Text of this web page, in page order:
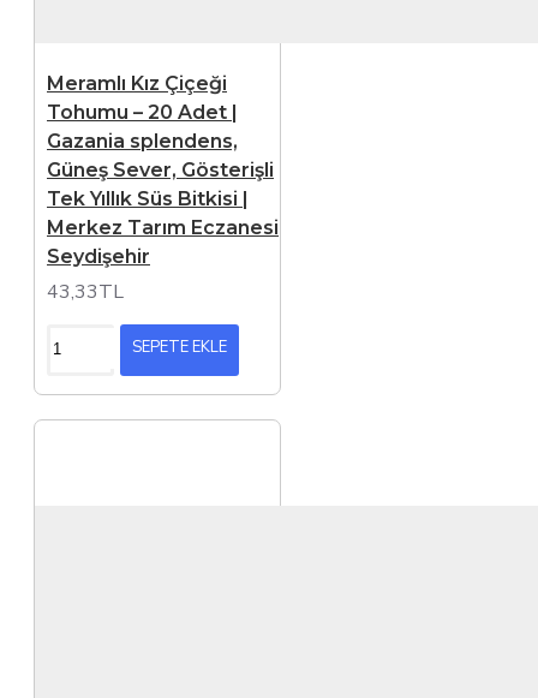
Meramlı Kız Çiçeği
Tohumu – 20 Adet |
Gazania splendens,
Güneş Sever, Gösterişli
Tek Yıllık Süs Bitkisi |
Merkez Tarım Eczanesi
Seydişehir
43,33TL
SEPETE EKLE